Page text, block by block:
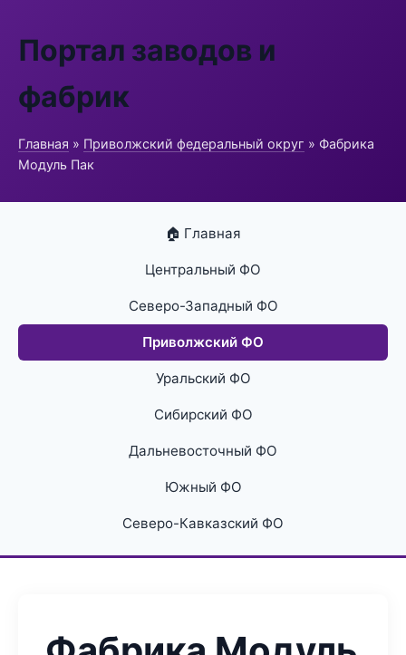
Портал заводов и
фабрик
Главная » Приволжский федеральный округ » Фабрика
Модуль Пак
🏠 Главная
Центральный ФО
Северо-Западный ФО
Приволжский ФО
Уральский ФО
Сибирский ФО
Дальневосточный ФО
Южный ФО
Северо-Кавказский ФО